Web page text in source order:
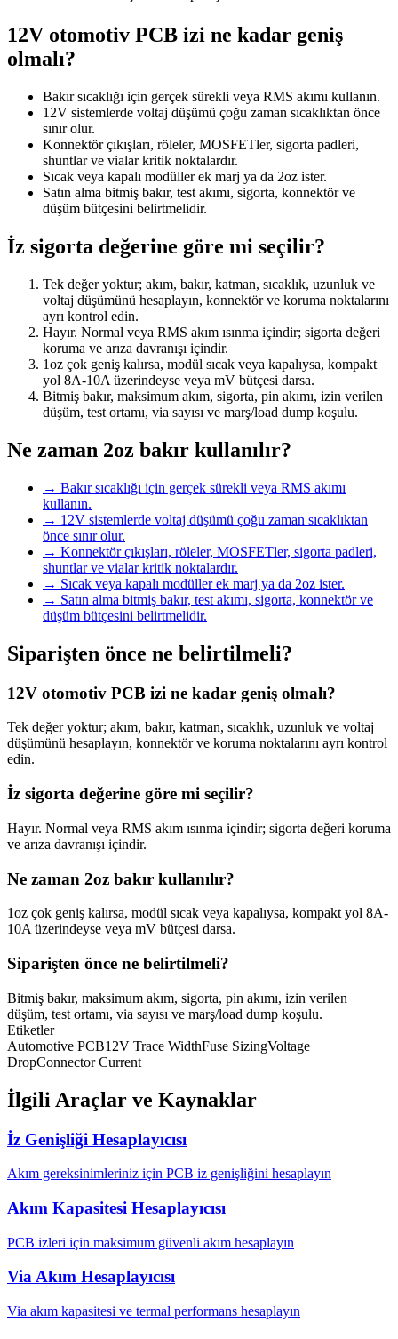
12V otomotiv PCB izi ne kadar geniş
olmalı?
Bakır sıcaklığı için gerçek sürekli veya RMS akımı kullanın.
12V sistemlerde voltaj düşümü çoğu zaman sıcaklıktan önce
sınır olur.
Konnektör çıkışları, röleler, MOSFETler, sigorta padleri,
shuntlar ve vialar kritik noktalardır.
Sıcak veya kapalı modüller ek marj ya da 2oz ister.
Satın alma bitmiş bakır, test akımı, sigorta, konnektör ve
düşüm bütçesini belirtmelidir.
İz sigorta değerine göre mi seçilir?
Tek değer yoktur; akım, bakır, katman, sıcaklık, uzunluk ve
voltaj düşümünü hesaplayın, konnektör ve koruma noktalarını
ayrı kontrol edin.
Hayır. Normal veya RMS akım ısınma içindir; sigorta değeri
koruma ve arıza davranışı içindir.
1oz çok geniş kalırsa, modül sıcak veya kapalıysa, kompakt
yol 8A-10A üzerindeyse veya mV bütçesi darsa.
Bitmiş bakır, maksimum akım, sigorta, pin akımı, izin verilen
düşüm, test ortamı, via sayısı ve marş/load dump koşulu.
Ne zaman 2oz bakır kullanılır?
→ Bakır sıcaklığı için gerçek sürekli veya RMS akımı
kullanın.
→ 12V sistemlerde voltaj düşümü çoğu zaman sıcaklıktan
önce sınır olur.
→ Konnektör çıkışları, röleler, MOSFETler, sigorta padleri,
shuntlar ve vialar kritik noktalardır.
→ Sıcak veya kapalı modüller ek marj ya da 2oz ister.
→ Satın alma bitmiş bakır, test akımı, sigorta, konnektör ve
düşüm bütçesini belirtmelidir.
Siparişten önce ne belirtilmeli?
12V otomotiv PCB izi ne kadar geniş olmalı?
Tek değer yoktur; akım, bakır, katman, sıcaklık, uzunluk ve voltaj
düşümünü hesaplayın, konnektör ve koruma noktalarını ayrı kontrol
edin.
İz sigorta değerine göre mi seçilir?
Hayır. Normal veya RMS akım ısınma içindir; sigorta değeri koruma
ve arıza davranışı içindir.
Ne zaman 2oz bakır kullanılır?
1oz çok geniş kalırsa, modül sıcak veya kapalıysa, kompakt yol 8A-
10A üzerindeyse veya mV bütçesi darsa.
Siparişten önce ne belirtilmeli?
Bitmiş bakır, maksimum akım, sigorta, pin akımı, izin verilen
düşüm, test ortamı, via sayısı ve marş/load dump koşulu.
Etiketler
Automotive PCB12V Trace WidthFuse SizingVoltage
DropConnector Current
İlgili Araçlar ve Kaynaklar
İz Genişliği Hesaplayıcısı
Akım gereksinimleriniz için PCB iz genişliğini hesaplayın
Akım Kapasitesi Hesaplayıcısı
PCB izleri için maksimum güvenli akım hesaplayın
Via Akım Hesaplayıcısı
Via akım kapasitesi ve termal performans hesaplayın